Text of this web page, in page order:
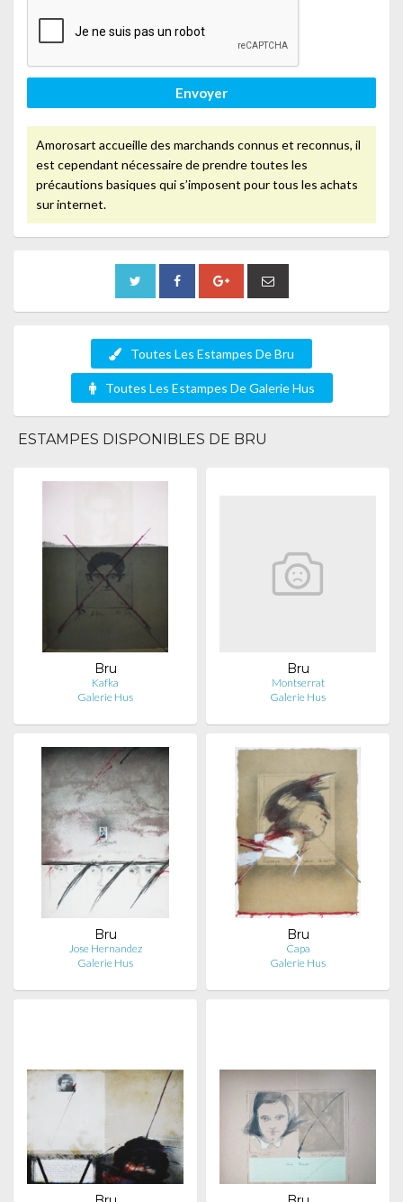
Envoyer
Amorosart accueille des marchands connus et reconnus, il
est cependant nécessaire de prendre toutes les
précautions basiques qui s’imposent pour tous les achats
sur internet.
Toutes Les Estampes De Bru
Toutes Les Estampes De Galerie Hus
ESTAMPES DISPONIBLES DE BRU
Bru
Kafka
Galerie Hus
Bru
Montserrat
Galerie Hus
Bru
Jose Hernandez
Galerie Hus
Bru
Capa
Galerie Hus